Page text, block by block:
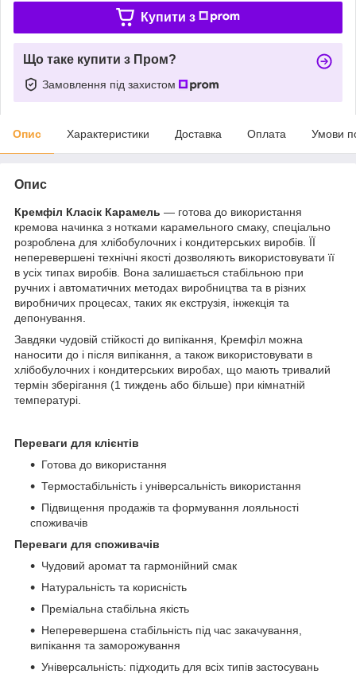
Купити з
Що таке купити з Пром?
Замовлення під захистом
Опис Характеристики Доставка Оплата Умови
Опис
Кремфіл Класік Карамель — готова до використання
кремова начинка з нотками карамельного смаку, спеціально
розроблена для хлібобулочних і кондитерських виробів. ЇЇ
неперевершені технічні якості дозволяють використовувати її
в усіх типах виробів. Вона залишається стабільною при
ручних і автоматичних методах виробництва та в різних
виробничих процесах, таких як екструзія, інжекція та
депонування.
Завдяки чудовій стійкості до випікання, Кремфіл можна
наносити до і після випікання, а також використовувати в
хлібобулочних і кондитерських виробах, що мають тривалий
термін зберігання (1 тиждень або більше) при кімнатній
температурі.
Переваги для клієнтів
Готова до використання
Термостабільність і універсальність використання
Підвищення продажів та формування лояльності
споживачів
Переваги для споживачів
Чудовий аромат та гармонійний смак
Натуральність та корисність
Преміальна стабільна якість
Неперевершена стабільність під час закачування,
випікання та заморожування
Універсальність: підходить для всіх типів застосувань